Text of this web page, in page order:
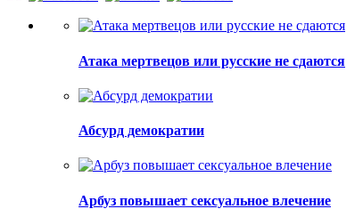
Атака мертвецов или русские не сдаются
Абсурд демократии
Арбуз повышает сексуальное влечение